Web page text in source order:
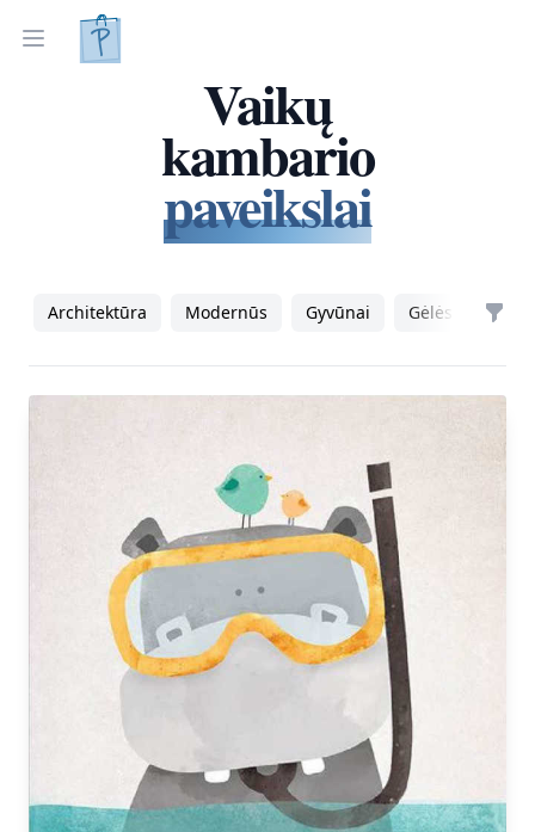
Open menu
Tapyti paveikslai
Vaikų
kambario
paveikslai
Architektūra Modernūs Gyvūnai Gėlės
Products